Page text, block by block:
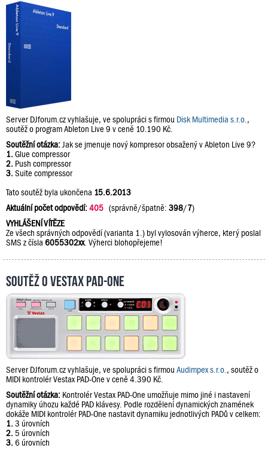
Server DJforum.cz vyhlašuje, ve spolupráci s firmou Disk Multimedia s.r.o.,
soutěž o program Ableton Live 9 v ceně 10.190 Kč.
Soutěžní otázka:Jak se jmenuje nový kompresor obsažený v Ableton Live 9?
1.Glue compressor
2. Push compressor
3.Suite compressor
Tato soutěž byla ukončena 15.6.2013
Aktuální počet odpovědí:405 (správně/špatně: 398/7)
VYHLÁŠENÍ VÍTĚZE
Ze všech správných odpovědí (varianta 1.) byl vylosován výherce, který poslal
SMS z čísla 6055302xx. Výherci blohopřejeme!
Soutěž o Vestax PAD-One
Server DJforum.cz vyhlašuje, ve spolupráci s firmou Audimpex s.r.o. , soutěž o
MIDI kontrolér Vestax PAD-One v ceně 4.390 Kč.
Soutěžní otázka: Kontrolér Vestax PAD-One umožňuje mimo jiné i nastavení
dynamiky úhozu každé PAD klávesy. Podle rozdělení dynamických znamének
dokáže MIDI kontrolér PAD-One nastavit dynamiku jednotlivých PADů v celkem:
1. 3 úrovních
2. 5 úrovních
3. 6 úrovních